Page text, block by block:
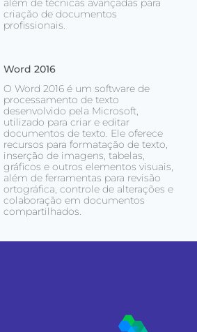
além de técnicas avançadas para
criação de documentos
profissionais.
Word 2016
O Word 2016 é um software de
processamento de texto
desenvolvido pela Microsoft,
utilizado para criar e editar
documentos de texto. Ele oferece
recursos para formatação de texto,
inserção de imagens, tabelas,
gráficos e outros elementos visuais,
além de ferramentas para revisão
ortográfica, controle de alterações e
colaboração em documentos
compartilhados.